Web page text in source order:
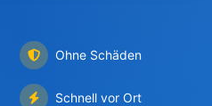
Ohne Schäden
Schnell vor Ort